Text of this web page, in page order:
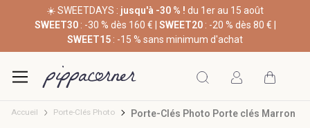
☀️ SWEETDAYS : jusqu'à -30 % ! du 1er au 15 août
SWEET30: -30 % dès 160 € | SWEET20: -20 % dès 80 € |
SWEET15 : -15 % sans minimum d'achat
Accueil Porte-Clés Photo Porte-Clés Photo Porte clés Marron